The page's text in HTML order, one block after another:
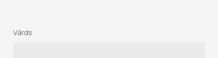
Vārds